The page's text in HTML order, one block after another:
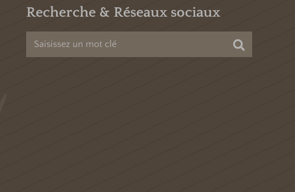
Recherche & Réseaux sociaux